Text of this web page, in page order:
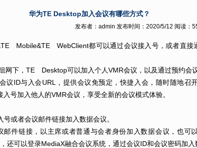
华为TE Desktop加入会议有哪些方式？
发布者：admin 发布时间：2020/5/12 阅读：
Mobile&TE WebClient都可以通过会议接入号，或者直接
下，TE Desktop可以加入个人VMR会议，以及通过预约会议
议ID与入会URL，提供会议免预定，快捷入会，随时随地
号加入他人的VMR会议，享受全新的会议模式体验。
或者会议邮件链接加入数据会议。
件链接，以主席或者普通与会者身份加入数据会议，也
可以登录MediaX融合会议系统，通过会议ID和会议密码加入